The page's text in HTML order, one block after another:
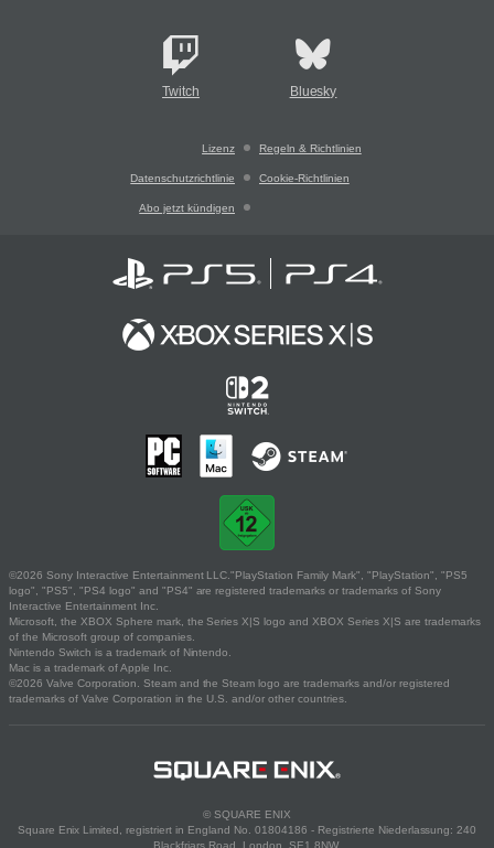
Twitch Bluesky
Lizenz Regeln & Richtlinien
Datenschutzrichtlinie Cookie-Richtlinien
Abo jetzt kündigen
©2026 Sony Interactive Entertainment LLC."PlayStation Family Mark", "PlayStation", "PS5
logo", "PS5", "PS4 logo" and "PS4" are registered trademarks or trademarks of Sony
Interactive Entertainment Inc.
Microsoft, the XBOX Sphere mark, the Series X|S logo and XBOX Series X|S are trademarks
of the Microsoft group of companies.
Nintendo Switch is a trademark of Nintendo.
Mac is a trademark of Apple Inc.
©2026 Valve Corporation. Steam and the Steam logo are trademarks and/or registered
trademarks of Valve Corporation in the U.S. and/or other countries.
© SQUARE ENIX
Square Enix Limited, registriert in England No. 01804186 - Registrierte Niederlassung: 240
Blackfriars Road, London, SE1 8NW.